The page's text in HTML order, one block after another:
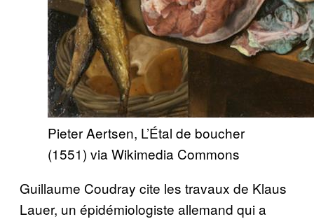
Pieter Aertsen, L’Étal de boucher
(1551) via Wikimedia Commons
Guillaume Coudray cite les travaux de Klaus
Lauer, un épidémiologiste allemand qui a